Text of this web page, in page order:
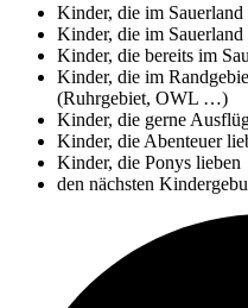
Kinder, die im Sauerland
Kinder, die im
Kinder, die bereits im
Kinder, die im
(Ruhrgebiet, OWL …)
Kinder, die gerne
Kinder, die Abenteuer
Kinder, die Ponys lieben
den nächsten